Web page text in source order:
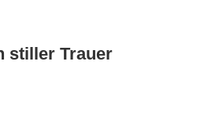
stiller Trauer